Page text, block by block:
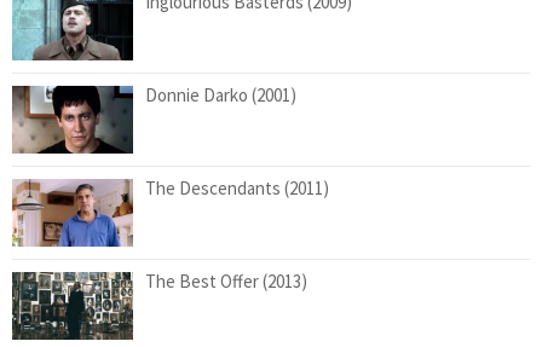
Donnie Darko (2001)
The Descendants (2011)
The Best Offer (2013)